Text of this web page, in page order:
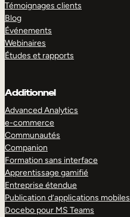
Témoignages clients
Blog
Événements
Webinaires
Études et rapports
Additionnel
Advanced Analytics
e-commerce
Communautés
Companion
Formation sans interface
Apprentissage gamifié
Entreprise étendue
Publication d’applications mobiles
Docebo pour MS Teams